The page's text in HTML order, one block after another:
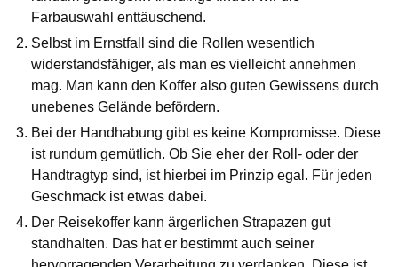
Farbauswahl enttäuschend.
Selbst im Ernstfall sind die Rollen wesentlich
widerstandsfähiger, als man es vielleicht annehmen
mag. Man kann den Koffer also guten Gewissens durch
unebenes Gelände befördern.
Bei der Handhabung gibt es keine Kompromisse. Diese
ist rundum gemütlich. Ob Sie eher der Roll- oder der
Handtragtyp sind, ist hierbei im Prinzip egal. Für jeden
Geschmack ist etwas dabei.
Der Reisekoffer kann ärgerlichen Strapazen gut
standhalten. Das hat er bestimmt auch seiner